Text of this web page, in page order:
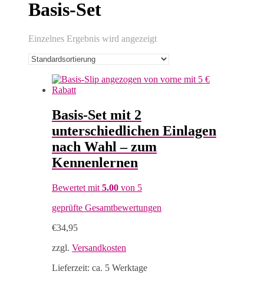
Basis-Set
Einzelnes Ergebnis wird angezeigt
Basis-Set mit 2
unterschiedlichen Einlagen
nach Wahl – zum
Kennenlernen
Bewertet mit 5.00 von 5
geprüfte Gesamtbewertungen
€34,95
zzgl. Versandkosten
Lieferzeit: ca. 5 Werktage